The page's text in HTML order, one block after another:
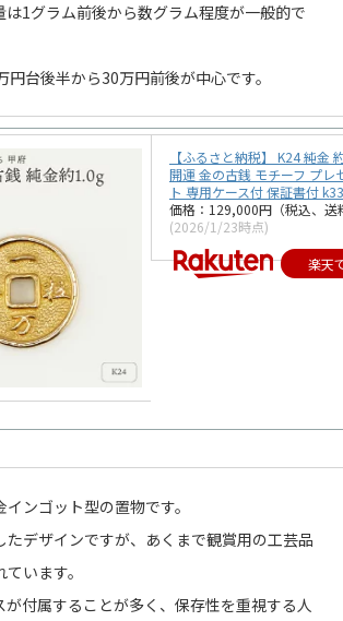
は1グラム前後から数グラム程度が一般的で
台後半から30万円前後が中心です。
【ふるさと納税】 K24 純金
開運 金の古銭 モチーフ プレ
ト 専用ケース付 保証書付
価格：129,000円（税込、送
(2026/1/23時点)
楽天
ンゴット型の置物です。
たデザインですが、あくまで観賞用の工芸品
います。
が付属することが多く、保存性を重視する人